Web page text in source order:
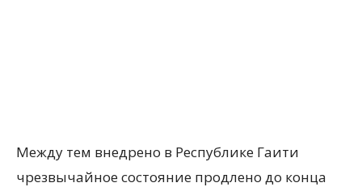
Между тем внедрено в Республике Гаити
чрезвычайное состояние продлено до конца